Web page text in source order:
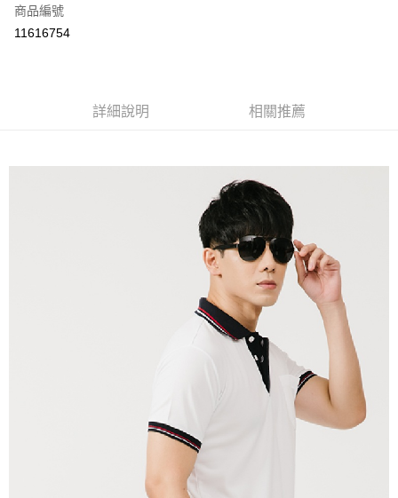
運送方式
商品編號
11616754
詳細說明 相關推薦